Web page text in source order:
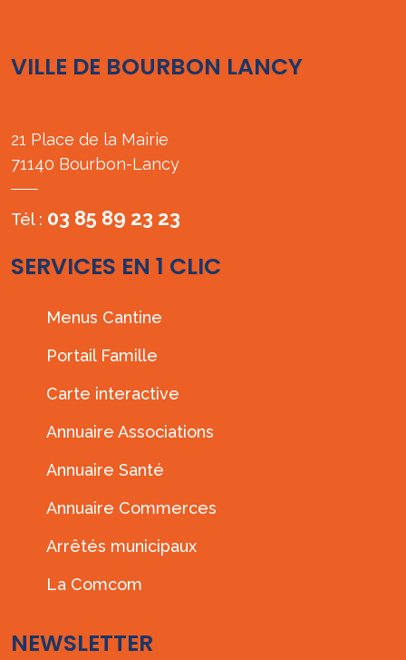
VILLE DE BOURBON LANCY
21 Place de la Mairie
71140 Bourbon-Lancy
Tél : 03 85 89 23 23
SERVICES EN 1 CLIC
Menus Cantine
Portail Famille
Carte interactive
Annuaire Associations
Annuaire Santé
Annuaire Commerces
Arrêtés municipaux
La Comcom
NEWSLETTER